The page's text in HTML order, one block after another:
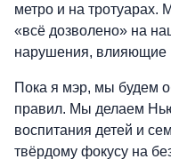
метро и на
«всё дозволено» на
нарушения, влияющие
Пока я мэр, мы будем
правил. Мы делаем
воспитания детей и
твёрдому фокусу на